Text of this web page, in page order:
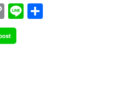
C
o
p
Li